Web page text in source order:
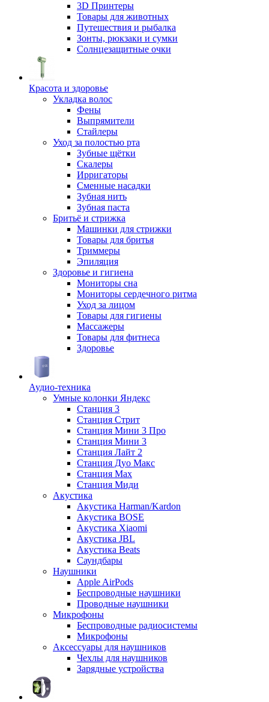
3D Принтеры
Товары для животных
Путешествия и рыбалка
Зонты, рюкзаки и сумки
Солнцезащитные очки
Красота и здоровье
Укладка волос
Фены
Выпрямители
Стайлеры
Уход за полостью рта
Зубные щётки
Скалеры
Ирригаторы
Сменные насадки
Зубная нить
Зубная паста
Бритьё и стрижка
Машинки для стрижки
Товары для бритья
Триммеры
Эпиляция
Здоровье и гигиена
Мониторы сна
Мониторы сердечного ритма
Уход за лицом
Товары для гигиены
Массажеры
Товары для фитнеса
Здоровье
Аудио-техника
Умные колонки Яндекс
Станция 3
Станция Стрит
Станция Мини 3 Про
Станция Мини 3
Станция Лайт 2
Станция Дуо Макс
Станция Max
Станция Миди
Акустика
Акустика Harman/Kardon
Акустика BOSE
Акустика Xiaomi
Акустика JBL
Акустика Beats
Саундбары
Наушники
Apple AirPods
Беспроводные наушники
Проводные наушники
Микрофоны
Беспроводные радиосистемы
Микрофоны
Аксессуары для наушников
Чехлы для наушников
Зарядные устройства